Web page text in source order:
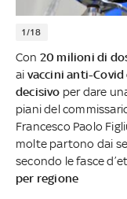
1/18
Con 20 milioni di
ai vaccini anti-Covid
decisivo per dare
piani del
Francesco Paolo
molte partono dai
secondo le fasce
per regione